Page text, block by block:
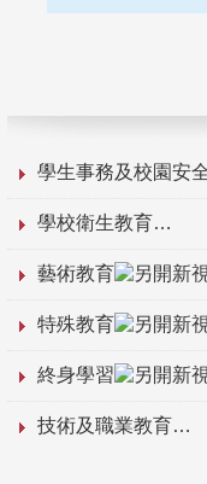
學生事務及校園安
學校衛生教育
藝術教育
特殊教育
終身學習
技術及職業教育